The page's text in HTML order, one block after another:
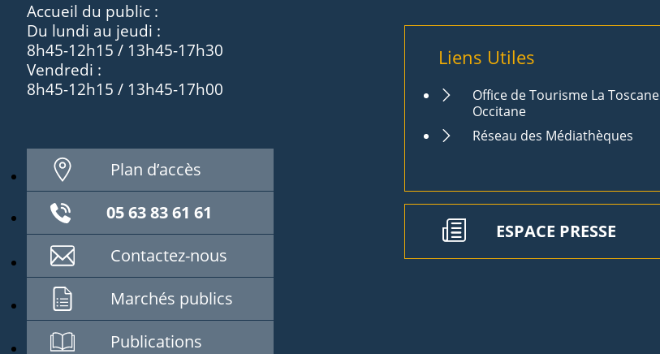
Accueil du public :
Du lundi au jeudi :
8h45-12h15 / 13h45-17h30
Vendredi :
8h45-12h15 / 13h45-17h00
Plan d’accès
05 63 83 61 61
Contactez-nous
Marchés publics
Publications
Liens Utiles
Office de Tourisme La Toscane
Occitane
Réseau des Médiathèques
ESPACE PRESSE